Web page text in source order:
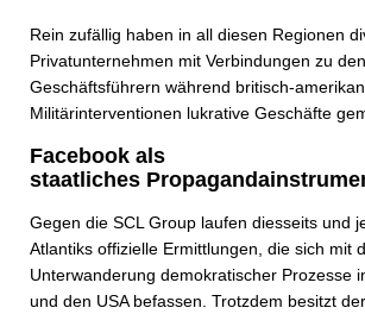
Rein zufällig haben in all diesen Regionen
Privatunternehmen mit Verbindungen zu
Geschäftsführern während britisch-
Militärinterventionen lukrative Geschäfte
Facebook als
staatliches
Gegen die SCL Group laufen diesseits und
Atlantiks offizielle Ermittlungen, die sich mit
Unterwanderung demokratischer Prozesse
und den USA befassen. Trotzdem besitzt